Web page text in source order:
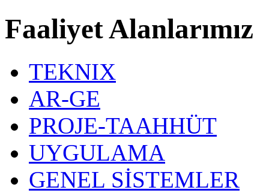
Faaliyet Alanlarımız
TEKNIX
AR-GE
PROJE-TAAHHÜT
UYGULAMA
GENEL SİSTEMLER